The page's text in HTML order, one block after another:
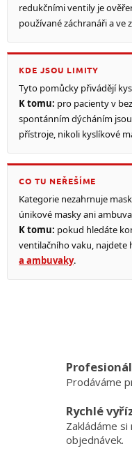
redukčními ventily je
používané záchranáři a ve
KDE JSOU LIMITY
Tyto pomůcky přivádějí
K tomu: pro pacienty v
spontánním dýcháním
přístroje, nikoli kyslíkové
CO TU NEŘEŠÍME
Kategorie nezahrnuje
únikové masky ani
K tomu: pokud hledáte
ventilačního vaku, najdete
a ambuvaky.
Prodáváme
Rychlé
Zakládáme
objednávek.